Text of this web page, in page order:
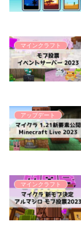
マインクラフト
アップデート
マインクラフト